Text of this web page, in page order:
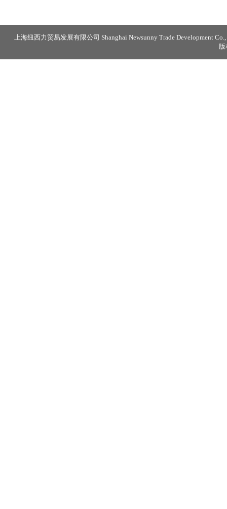
上海纽西力贸易发展有限公司 Shanghai Newsunny Trade Development